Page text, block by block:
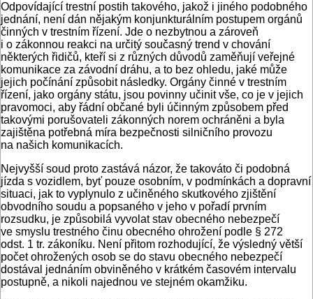
Odpovídající trestní postih takového, jakož i jiného podobného
jednání, není dán nějakým konjunkturálním postupem orgánů
činných v trestním řízení. Jde o nezbytnou a zároveň
i o zákonnou reakci na určitý současný trend v chování
některých řidičů, kteří si z různých důvodů zaměňují veřejné
komunikace za závodní dráhu, a to bez ohledu, jaké může
jejich počínání způsobit následky. Orgány činné v trestním
řízení, jako orgány státu, jsou povinny učinit vše, co je v jejich
pravomoci, aby řádní občané byli účinným způsobem před
takovými porušovateli zákonných norem ochráněni a byla
zajištěna potřebná míra bezpečnosti silničního provozu
na našich komunikacích.
Nejvyšší soud proto zastává názor, že takováto či podobná
jízda s vozidlem, byť pouze osobním, v podmínkách a dopravní
situaci, jak to vyplynulo z učiněného skutkového zjištění
obvodního soudu a popsaného v jeho v pořadí prvním
rozsudku, je způsobilá vyvolat stav obecného nebezpečí
ve smyslu trestného činu obecného ohrožení podle § 272
odst. 1 tr. zákoníku. Není přitom rozhodující, že výsledný větší
počet ohrožených osob se do stavu obecného nebezpečí
dostával jednáním obviněného v krátkém časovém intervalu
postupně, a nikoli najednou ve stejném okamžiku.